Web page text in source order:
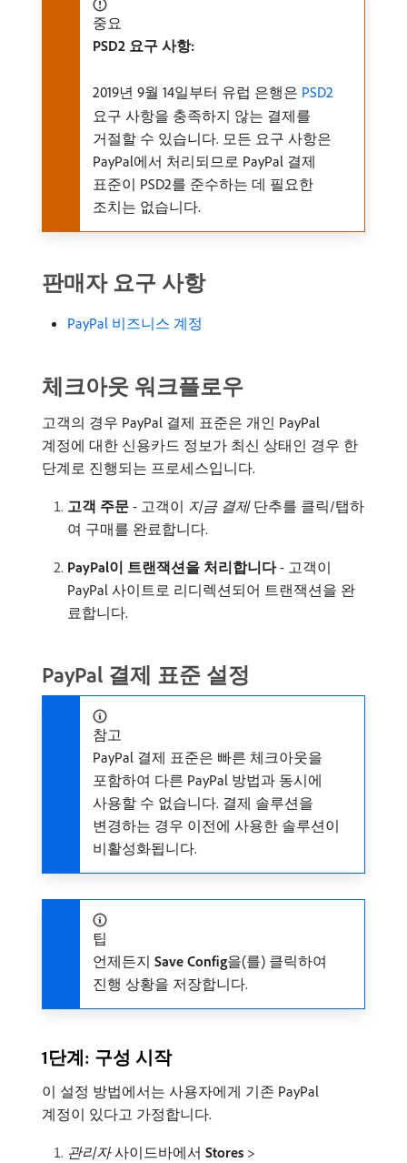
중요
PSD2 요구 사항:
2019년 9월 14일부터 유럽 은행은 PSD2
요구 사항을 충족하지 않는 결제를
거절할 수 있습니다. 모든 요구 사항은
PayPal에서 처리되므로 PayPal 결제
표준이 PSD2를 준수하는 데 필요한
조치는 없습니다.
판매자 요구 사항
PayPal 비즈니스 계정
체크아웃 워크플로우
고객의 경우 PayPal 결제 표준은 개인 PayPal
계정에 대한 신용카드 정보가 최신 상태인 경우 한
단계로 진행되는 프로세스입니다.
고객 주문 - 고객이 지금 결제단추를 클릭/탭하
여 구매를 완료합니다.
PayPal이 트랜잭션을 처리합니다- 고객이
PayPal 사이트로 리디렉션되어 트랜잭션을 완
료합니다.
PayPal 결제 표준 설정
참고
PayPal 결제 표준은 빠른 체크아웃을
포함하여 다른 PayPal 방법과 동시에
사용할 수 없습니다. 결제 솔루션을
변경하는 경우 이전에 사용한 솔루션이
비활성화됩니다.
팁
언제든지 Save Config​을(를) 클릭하여
진행 상황을 저장합니다.
1단계: 구성 시작
이 설정 방법에서는 사용자에게 기존 PayPal
계정이 있다고 가정합니다.
관리자사이드바에서 Stores >